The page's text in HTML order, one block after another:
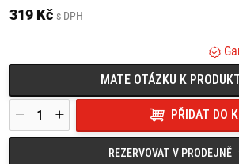
319 Kč s DPH
MATE OTÁZKU K
PŘIDAT DO
REZERVOVAT V PRODEJNĚ